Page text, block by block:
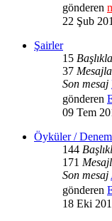
gönderen
22 Şub
Şairler
15
37
Son mesaj
gönderen
09 Tem
Öyküler /
144
171
Son mesaj
gönderen
18 Eki